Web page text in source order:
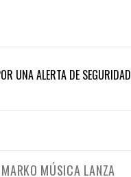
UNA ALERTA DE SEGURIDAD
MÚSICA LANZA